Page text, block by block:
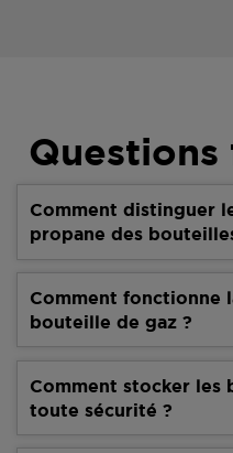
Comment distinguer
propane des
Comment fonctionne
bouteille de gaz ?
Comment stocker les
toute sécurité ?